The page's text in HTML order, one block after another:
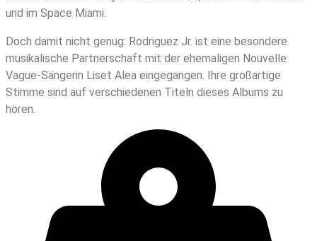
und im Space Miami.
Doch damit nicht genug: Rodriguez Jr. ist eine besondere
musikalische Partnerschaft mit der ehemaligen Nouvelle
Vague-Sängerin Liset Alea eingegangen. Ihre großartige
Stimme sind auf verschiedenen Titeln dieses Albums zu
hören.